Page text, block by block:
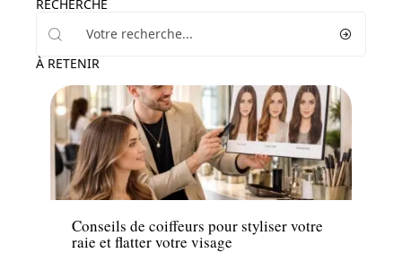
RECHERCHE
À RETENIR
Mode
Conseils de coiffeurs pour styliser votre
raie et flatter votre visage